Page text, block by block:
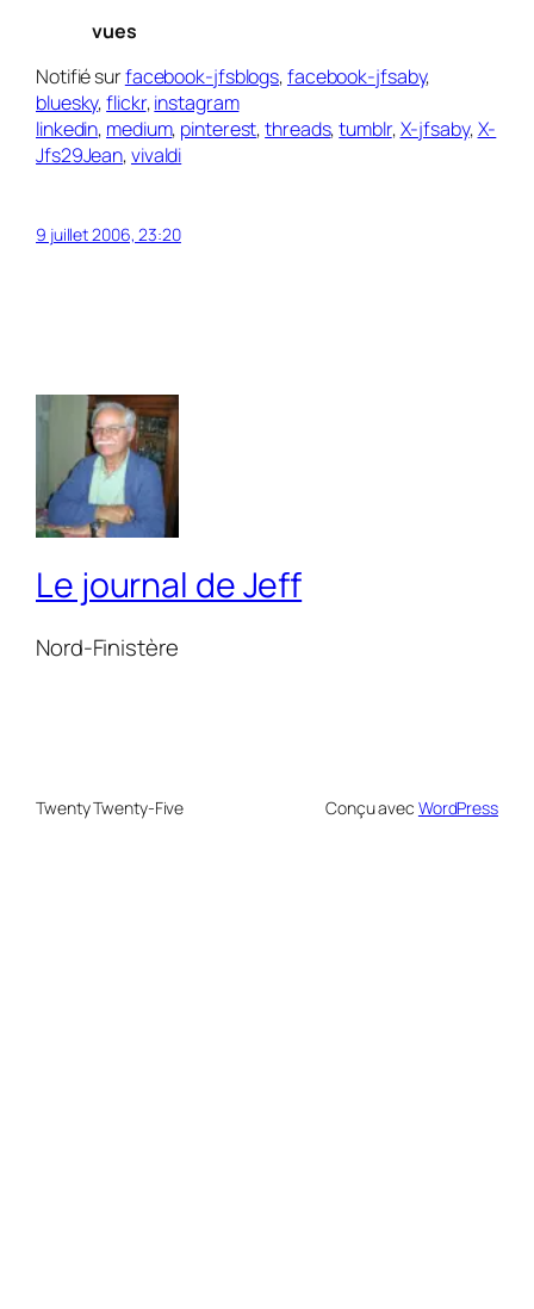
vues
Notifié surfacebook-jfsblogs,facebook-jfsaby,
bluesky,flickr,instagram
linkedin, medium, pinterest,threads,tumblr,X-jfsaby,X-
Jfs29Jean,vivaldi
9 juillet 2006, 23:20
Le journal de Jeff
Nord-Finistère
Twenty Twenty-Five Conçu avec WordPress